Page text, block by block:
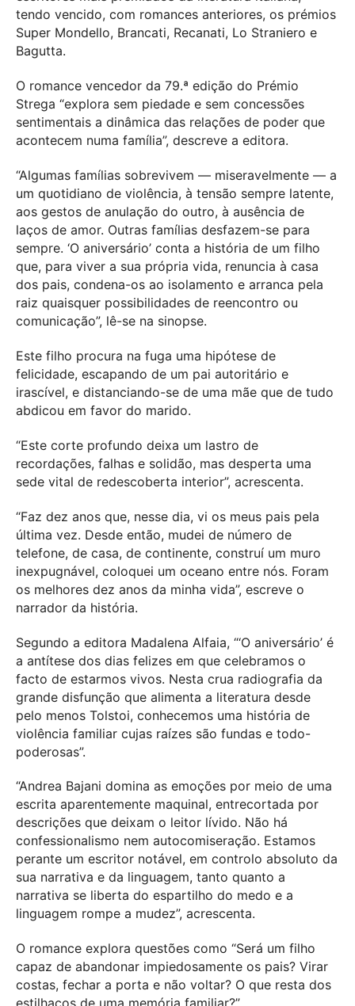
tendo vencido, com romances anteriores, os prémios
Super Mondello, Brancati, Recanati, Lo Straniero e
Bagutta.
O romance vencedor da 79.ª edição do Prémio
Strega “explora sem piedade e sem concessões
sentimentais a dinâmica das relações de poder que
acontecem numa família”, descreve a editora.
“Algumas famílias sobrevivem — miseravelmente — a
um quotidiano de violência, à tensão sempre latente,
aos gestos de anulação do outro, à ausência de
laços de amor. Outras famílias desfazem-se para
sempre. ‘O aniversário’ conta a história de um filho
que, para viver a sua própria vida, renuncia à casa
dos pais, condena-os ao isolamento e arranca pela
raiz quaisquer possibilidades de reencontro ou
comunicação”, lê-se na sinopse.
Este filho procura na fuga uma hipótese de
felicidade, escapando de um pai autoritário e
irascível, e distanciando-se de uma mãe que de tudo
abdicou em favor do marido.
“Este corte profundo deixa um lastro de
recordações, falhas e solidão, mas desperta uma
sede vital de redescoberta interior”, acrescenta.
“Faz dez anos que, nesse dia, vi os meus pais pela
última vez. Desde então, mudei de número de
telefone, de casa, de continente, construí um muro
inexpugnável, coloquei um oceano entre nós. Foram
os melhores dez anos da minha vida”, escreve o
narrador da história.
Segundo a editora Madalena Alfaia, “‘O aniversário’ é
a antítese dos dias felizes em que celebramos o
facto de estarmos vivos. Nesta crua radiografia da
grande disfunção que alimenta a literatura desde
pelo menos Tolstoi, conhecemos uma história de
violência familiar cujas raízes são fundas e todo-
poderosas”.
“Andrea Bajani domina as emoções por meio de uma
escrita aparentemente maquinal, entrecortada por
descrições que deixam o leitor lívido. Não há
confessionalismo nem autocomiseração. Estamos
perante um escritor notável, em controlo absoluto da
sua narrativa e da linguagem, tanto quanto a
narrativa se liberta do espartilho do medo e a
linguagem rompe a mudez”, acrescenta.
O romance explora questões como “Será um filho
capaz de abandonar impiedosamente os pais? Virar
costas, fechar a porta e não voltar? O que resta dos